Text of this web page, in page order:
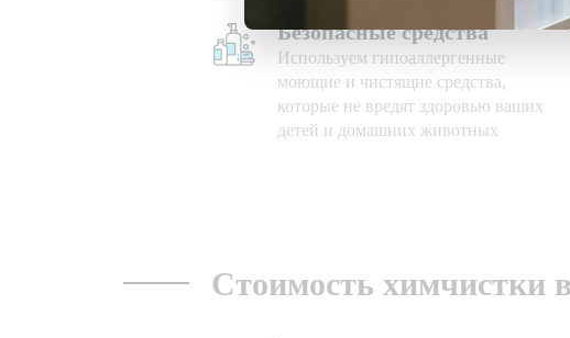
Безопасные средства
Используем гипоаллергенные
моющие и чистящие средства,
которые не вредят здоровью ваших
детей и домашних животных
Стоимость химчистки